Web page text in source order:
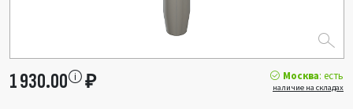
1 930.00 ₽ Москва: есть
наличие на складах